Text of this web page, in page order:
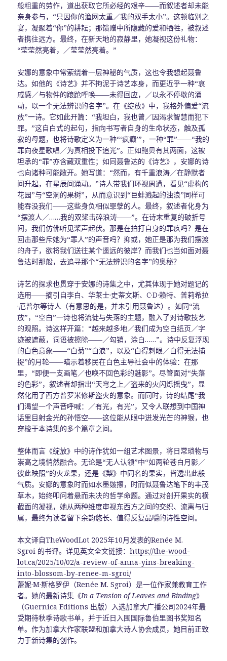
般粗重的劳作，道出获取它所必经的艰辛——而叙述者却未能
亲身参与，“只因你的渔网太重／我的双手太小”。这顿临别之
宴，凝聚着“你”的耕耘；那馈赠中所隐藏的爱和牺牲，被叙述
者携往远方。最终，在新天地的寂静里，她凝视这份礼物：
“莹莹然亮着，／莹莹然亮着。”
安娜的意象中常萦绕着一层神秘的气质，这也令我想起聂鲁
达。如他的《诗艺》并不拘泥于诗艺本身，而更近乎一种“哀
戚感／与物件的踉跄呼唤——未得回应，／以永不停歇的涌
动，以一个无法辨识的名字”。在《绽放》中，我格外偏爱“流
放”一诗。它如此开篇：“我坦白，我也曾／因渴求智慧而犯下
罪。”这自白式的起句，指向书写者自身的生命状态，触及孤
寂的母题，也将诗歌定义为一种“‘疯癫’”，一种“罪”——“我的
罪向夜星歌唱／为真相投下追光”。正如鲍贝有其两面，这被
坦承的“罪”亦含藏双重性；如同聂鲁达的《诗艺》，安娜的诗
也向诸种可能敞开。她写道：“然而，有千重浪涛／在静默者
间升起，在星辰间涌动。”诗人带我们环视周遭，看见“虚构的
花园”与“空洞的果树”，从而意识到“巨蚌溅起的浊浪”同样可
能吞没我们——这些身负相似罪孽的人。最终，叙述者化身为
“摆渡人／……我的双桨击碎浪涛——”。在诗末重复的破折号
间，我们仿佛听见桨声起伏。那是在拍打自身的罪疚吗？是在
回击那些斥她为“罪人”的声音吗？抑或，她正是那为我们摆渡
的舟子，欲将我们送往某个遥远的彼岸？而我们也当如面对聂
鲁达时那般，去追寻那个“无法辨识的名字”的奥秘？
诗艺的探求也贯穿于安娜的诗集之中，尤其体现于她对题记的
选用——摘引自李白、华莱士·史蒂文斯、C·D·赖特、普莉希拉
·厄普尔等诗人（有意思的是，并未引用聂鲁达）。如同“流
放”，“空白”一诗也将流徙与失落的主题，融入了对诗歌技艺
的观照。诗这样开篇：“越来越多地／我们成为空白纸页／字
迹被遮蔽，词语被擦除——／勾销，涂白……”。诗中反复浮现
的白色意象——“白菊”“白浪”，以及“白得刺眼／白得无法捕
捉”的月轮——暗示着移民在白色主导社会中的体验：在那
里，“即便一支画笔／也唤不回色彩的魅影”。尽管面对“失落
的色彩”，叙述者却指出“天穹之上／盗来的火闪烁摇曳”，显
然化用了西方普罗米修斯盗火的意象。而同时，诗的结尾“我
们渴望一个声音呼喊：／有光，有光”，又令人联想到中国神
话里目射金光的孙悟空——这位能从眼中迸发光芒的神猴，也
穿梭于本诗集的多个篇章之间。
整体而言《绽放》中的诗作犹如一组艺术图景，将日常琐物与
崇高之境悄然融合。无论是“无人认领”中“如两轮苍白月影／
彼此映照”的火龙果，还是《梨》中同名的果实，皆透出此般
气质。安娜的意象时而如水墨皴擦，时而似聂鲁达笔下的丰茂
草木，始终叩问着悬而未决的哲学命题。通过对剖开果实的横
截面的凝视，她从两种维度审视东西方之间的交织、流离与归
属，最终为读者留下余韵悠长、值得反复品嚼的诗性空间。
本文译自TheWoodLot 2025年10月发表的Renée M.
Sgroi 的书评。详见英文全文链接：https://the-wood-
lot.ca/2025/10/02/a-review-of-anna-yins-breaking-
into-blossom-by-renee-m-sgroi/
蕾妮·M·斯格罗伊（Renée M. Sgroi）是一位作家兼教育工作
者。她的最新诗集《In a Tension of Leaves and Binding》
（Guernica Editions 出版）入选加拿大广播公司2024年最
受期待秋季诗歌书单，并于近日入围国际鲁伯里图书奖短名
单。作为加拿大作家联盟和加拿大诗人协会成员，她目前正致
力于新诗集的创作。